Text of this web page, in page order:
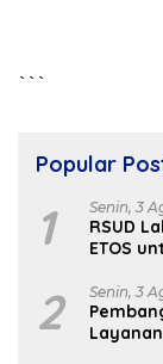
```
Popular
1 Senin, 3
RSUD
ETOS
2 Senin, 3